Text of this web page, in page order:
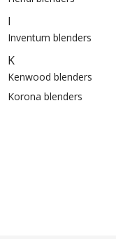
I
Inventum blenders
K
Kenwood blenders
Korona blenders